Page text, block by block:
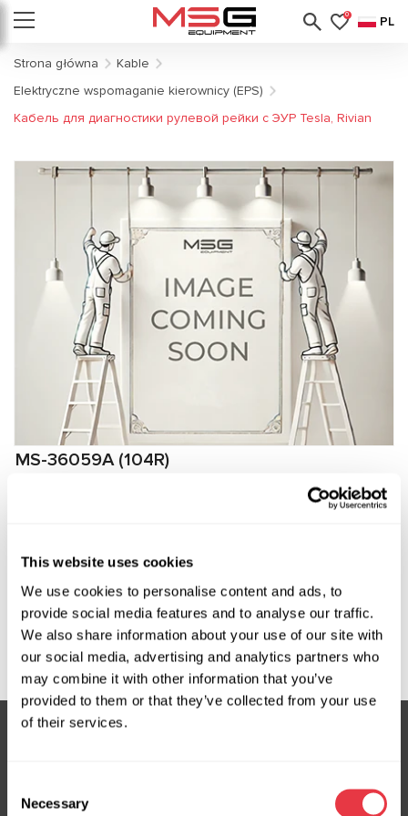
This website uses cookies
We use cookies to personalise content and ads, to
provide social media features and to analyse our traffic.
We also share information about your use of our site with
our social media, advertising and analytics partners who
may combine it with other information that you’ve
provided to them or that they’ve collected from your use
of their services.
Selection
Necessary
0 PL
Strona główna
Kable
Elektryczne wspomaganie kierownicy (EPS)
Кабель для диагностики рулевой рейки с ЭУР Tesla, Rivian
MS-36059A (104R)
Кабель для диагностики рулевой рейки с ЭУР
Producent:MSG Equipment
Zapytaj o cenę
Nie przegap ekskluzywnych ofert i rabatów